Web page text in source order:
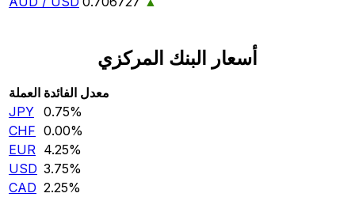
أسعار البنك المركزي
العملة معدل الفائدة
JPY 0.75‎%‎
CHF 0.00‎%‎
EUR 4.25‎%‎
USD 3.75‎%‎
CAD 2.25‎%‎